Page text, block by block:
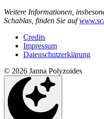
Weitere Informationen,
Schablas, finden Sie auf
Credits
Impressum
Datenschutzerklärung
© 2026 Janna Polyzoides